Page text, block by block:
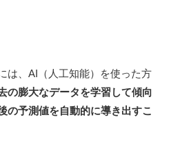
は、AI（人工知能）を使った方
の膨大なデータを学習して傾向
の予測値を自動的に導き出すこ